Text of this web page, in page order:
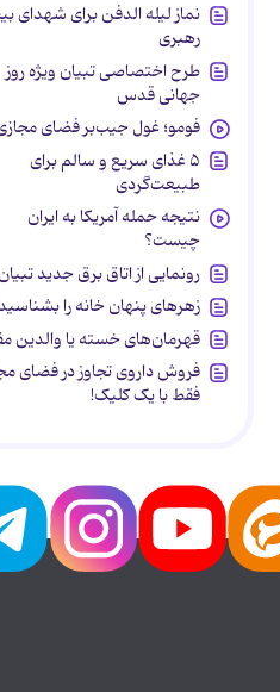
نماز لیله الدفن برای شهدای
رهبری
طرح اختصاصی تبیان ویژه روز
جهانی قدس
فومو؛ غول جیب‌بر فضای
۵ غذای سریع و سالم برای
طبیعت‌گردی
نتیجه حمله آمریکا به ایران
چیست؟
رونمایی از اتاق برق جدید تبیان
زهرهای پنهان خانه را
قهرمان‌های خسته یا والدین
فروش داروی تجاوز در فضای
فقط با یک کلیک!